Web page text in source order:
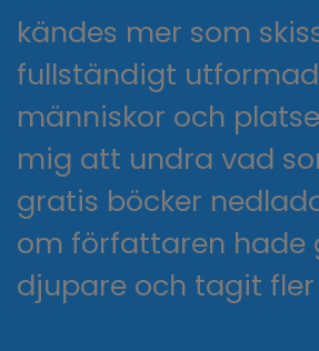
kändes mer som
fullständigt
människor och
mig att undra vad
gratis böcker
om författaren hade
djupare och tagit fler